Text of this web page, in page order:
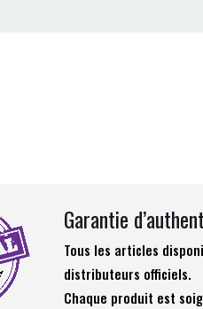
Garantie
Tous les articles
distributeurs officiels.
Chaque produit est